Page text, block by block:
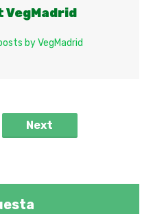
VegMadrid
by VegMadrid
Next